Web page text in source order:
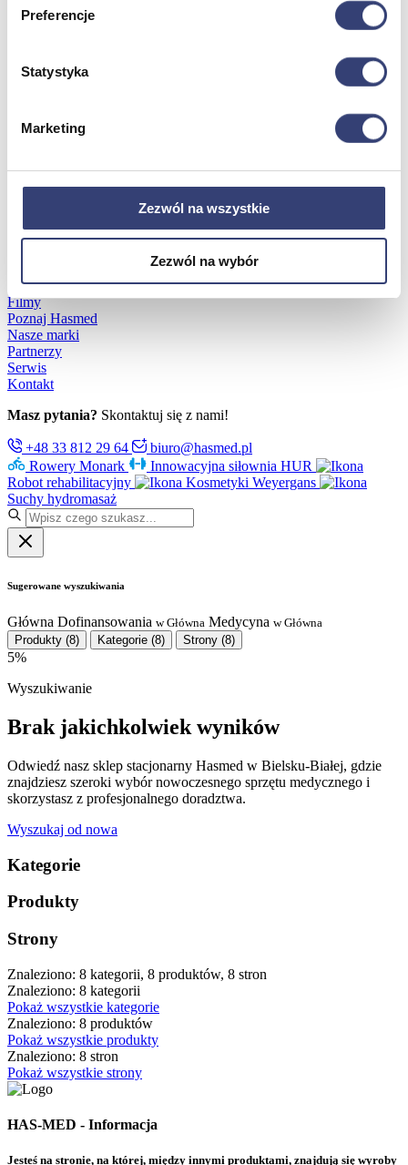
Preferencje
Statystyka
Marketing
Zezwól na wszystkie
Zezwól na wybór
Wróć
Wynajem
Zobacz wszystko
Robotyka w rehabilitacji
Dofinansowania
Filmy
Poznaj Hasmed
Nasze marki
Partnerzy
Serwis
Kontakt
Masz pytania? Skontaktuj się z nami!
+48 33 812 29 64
biuro@hasmed.pl
Rowery Monark
Innowacyjna siłownia HUR
Robot rehabilitacyjny
Kosmetyki Weyergans
Suchy hydromasaż
Sugerowane wyszukiwania
Główna Dofinansowania w Główna Medycyna w Główna
Produkty (8) Kategorie (8) Strony (8)
5%
Wyszukiwanie
Brak jakichkolwiek wyników
Odwiedź nasz sklep stacjonarny Hasmed w Bielsku-Białej, gdzie
znajdziesz szeroki wybór nowoczesnego sprzętu medycznego i
skorzystasz z profesjonalnego doradztwa.
Wyszukaj od nowa
Kategorie
Produkty
Strony
Znaleziono: 8 kategorii, 8 produktów, 8 stron
Znaleziono: 8 kategorii
Pokaż wszystkie kategorie
Znaleziono: 8 produktów
Pokaż wszystkie produkty
Znaleziono: 8 stron
Pokaż wszystkie strony
HAS-MED - Informacja
Jesteś na stronie, na której, między innymi produktami, znajdują się wyroby